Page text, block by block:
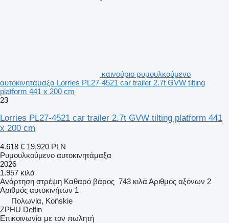
καινούριο ρυμουλκούμενο
αυτοκινητάμαξα Lorries PL27-4521 car trailer 2.7t GVW tilting
platform 441 x 200 cm
23
Lorries PL27-4521 car trailer 2.7t GVW tilting platform 441
x 200 cm
4.618 € 19.920 PLN
Ρυμουλκούμενο αυτοκινητάμαξα
2026
1.957 κιλά
Ανάρτηση στρέψη Καθαρό βάρος 743 κιλά Αριθμός αξόνων 2
Αριθμός αυτοκινήτων 1
Πολωνία, Końskie
ZPHU Delfin
Επικοινωνία με τον πωλητή